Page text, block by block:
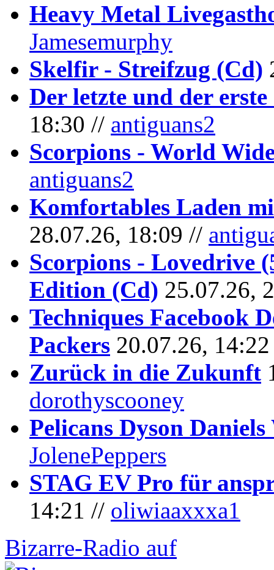
Heavy Metal
Jamesemurphy
Skelfir - Streifzug (Cd)
Der letzte und der erste
18:30 // antiguans2
Scorpions - World
antiguans2
Komfortables Laden
28.07.26, 18:09 //
Scorpions - Lovedrive
Edition (Cd) 25.07.26,
Techniques Facebook
Packers 20.07.26,
Zurück in die Zukunft
dorothyscooney
Pelicans Dyson
JolenePeppers
STAG EV Pro für
14:21 // oliwiaaxxxa1
Bizarre-Radio auf